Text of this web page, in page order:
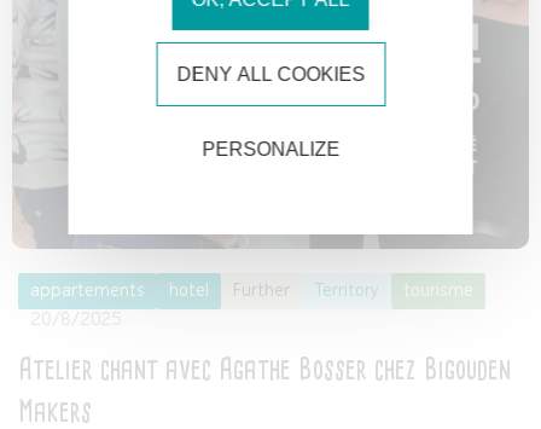
appartements hotel Further Territory
tourisme
20/8/2025
Atelier chant avec Agathe Bosser chez Bigouden
Makers
DENY ALL COOKIES
PERSONALIZE